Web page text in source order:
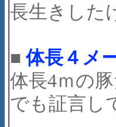
長生きした
■体長４メ
体長4ｍの
でも証言し